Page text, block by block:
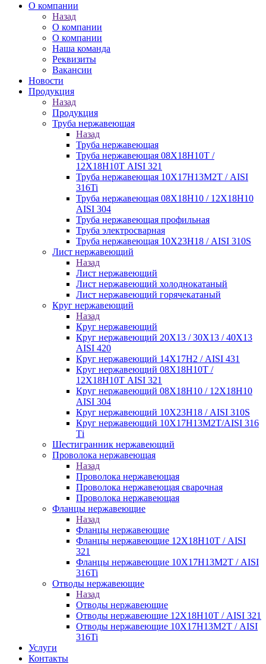
О компании
Назад
О компании
О компании
Наша команда
Реквизиты
Вакансии
Новости
Продукция
Назад
Продукция
Труба нержавеющая
Назад
Труба нержавеющая
Труба нержавеющая 08Х18Н10Т /
12Х18Н10Т AISI 321
Труба нержавеющая 10Х17Н13М2Т / AISI
316Ti
Труба нержавеющая 08Х18Н10 / 12Х18Н10
AISI 304
Труба нержавеющая профильная
Труба электросварная
Труба нержавеющая 10Х23Н18 / AISI 310S
Лист нержавеющий
Назад
Лист нержавеющий
Лист нержавеющий холоднокатаный
Лист нержавеющий горячекатаный
Круг нержавеющий
Назад
Круг нержавеющий
Круг нержавеющий 20Х13 / 30Х13 / 40Х13
AISI 420
Круг нержавеющий 14Х17Н2 / AISI 431
Круг нержавеющий 08Х18Н10Т /
12Х18Н10Т AISI 321
Круг нержавеющий 08Х18Н10 / 12Х18Н10
AISI 304
Круг нержавеющий 10Х23Н18 / AISI 310S
Круг нержавеющий 10Х17Н13М2Т/AISI 316
Тi
Шестигранник нержавеющий
Проволока нержавеющая
Назад
Проволока нержавеющая
Проволока нержавеющая сварочная
Проволока нержавеющая
Фланцы нержавеющие
Назад
Фланцы нержавеющие
Фланцы нержавеющие 12Х18Н10Т / AISI
321
Фланцы нержавеющие 10Х17Н13М2Т / AISI
316Ti
Отводы нержавеющие
Назад
Отводы нержавеющие
Отводы нержавеющие 12Х18Н10Т / AISI 321
Отводы нержавеющие 10Х17Н13М2Т / AISI
316Ti
Услуги
Контакты